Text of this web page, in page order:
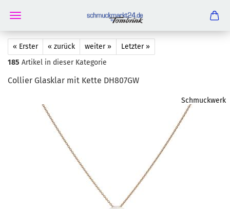
« Erster « zurück weiter »
Letzter »
185 Artikel in dieser Kategorie
Col­lier Glas­klar mit Kette DH807GW
Schmuckwerk